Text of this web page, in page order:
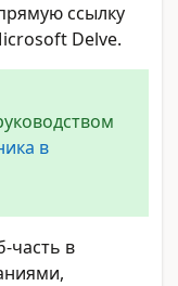
ссылку
Delve.
в
часть в